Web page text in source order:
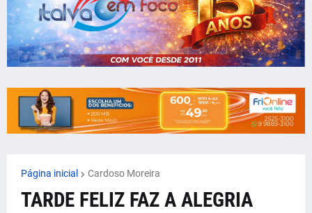
Página inicial Cardoso Moreira
TARDE FELIZ FAZ A ALEGRIA